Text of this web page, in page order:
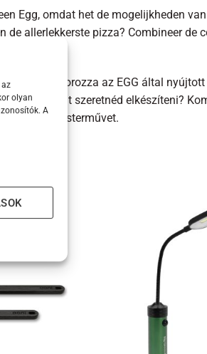
az
olyan
A
Egg, omdat het de mogelijkheden van
allerlekkerste pizza? Combineer de
megsokszorozza az EGG által nyújtott
pizzát szeretnéd elkészíteni?
olasz mesterművet.